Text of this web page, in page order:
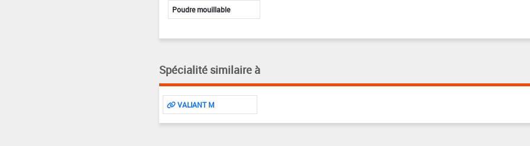
Poudre mouillable
Spécialité similaire à
VALIANT M